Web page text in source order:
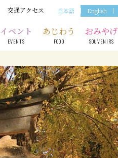
交通アクセス 日本語 English
イベント
EVENTS
あじわう
FOOD
おみやげ
SOUVENIRS